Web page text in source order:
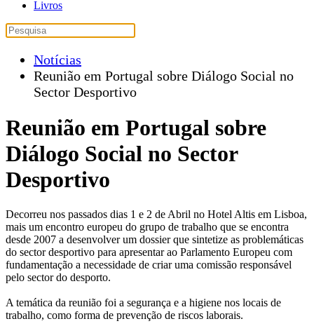
Livros
Notícias
Reunião em Portugal sobre Diálogo Social no
Sector Desportivo
Reunião em Portugal sobre
Diálogo Social no Sector
Desportivo
Decorreu nos passados dias 1 e 2 de Abril no Hotel Altis em Lisboa,
mais um encontro europeu do grupo de trabalho que se encontra
desde 2007 a desenvolver um dossier que sintetize as problemáticas
do sector desportivo para apresentar ao Parlamento Europeu com
fundamentação a necessidade de criar uma comissão responsável
pelo sector do desporto.
A temática da reunião foi a segurança e a higiene nos locais de
trabalho, como forma de prevenção de riscos laborais.